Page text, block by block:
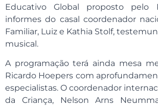
Educativo Global proposto pelo
informes do casal coordenador
Familiar, Luiz e Kathia Stolf,
musical.
A programação terá ainda mesa
Ricardo Hoepers com
especialistas. O coordenador
da Criança, Nelson Arns